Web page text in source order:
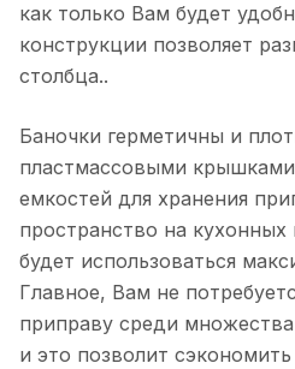
как только Вам будет
конструкции позволяет
столбца..
Баночки герметичны и
пластмассовыми
емкостей для хранения
пространство на
будет использоваться
Главное, Вам не
приправу среди
и это позволит